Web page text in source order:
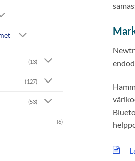
(13)
(127)
(53)
(6)